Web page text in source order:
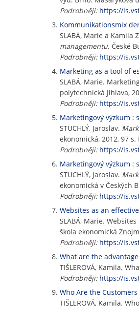
Podrobněji: https://
Kommunikationsmix
SLABÁ, Marie a Kamila
managementu. České
Podrobněji: https://
Marketing as a tool of
SLABÁ, Marie.
polytechnická Jihlava,
Podrobněji: https://
Marketingový výzkum
STUCHLÝ, Jaroslav.
ekonomická, 2012, 97 s.
Podrobněji: https://
Marketingový výzkum
STUCHLÝ, Jaroslav.
ekonomická v Českých
Podrobněji: https://
Websites as an
SLABÁ, Marie.
škola ekonomická
Podrobněji: https://
What are the
TIŠLEROVÁ, Kamila.
Podrobněji: https://
Who Are the
TIŠLEROVÁ, Kamila.